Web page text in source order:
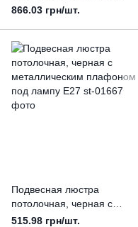
лампу Е27
866.03 грн/шт.
Подвесная люстра
потолочная, черная с
металлическим плафоном
515.98 грн/шт.